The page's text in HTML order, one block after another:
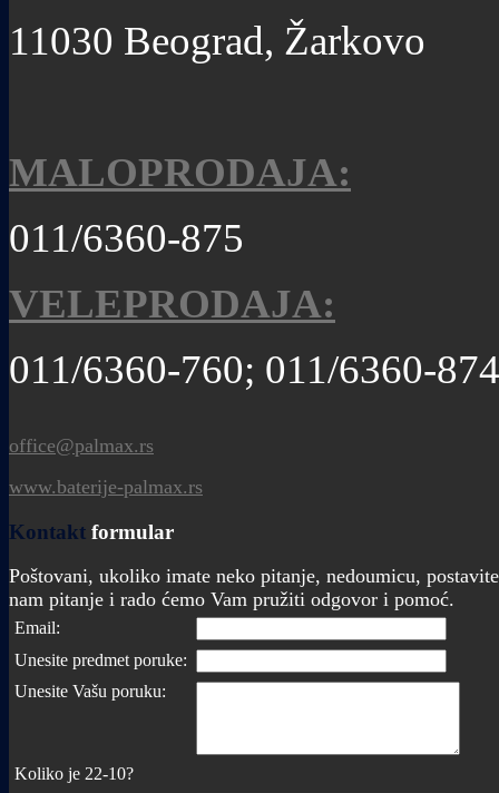
11030 Beograd, Žarkovo
MALOPRODAJA:
011/6360-875
VELEPRODAJA:
011/6360-760; 011/6360-874
office@palmax.rs
www.baterije-palmax.rs
Kontakt formular
Poštovani, ukoliko imate neko pitanje, nedoumicu, postavite
nam pitanje i rado ćemo Vam pružiti odgovor i pomoć.
Email:
Unesite predmet poruke:
Unesite Vašu poruku:
Koliko je 22-10?